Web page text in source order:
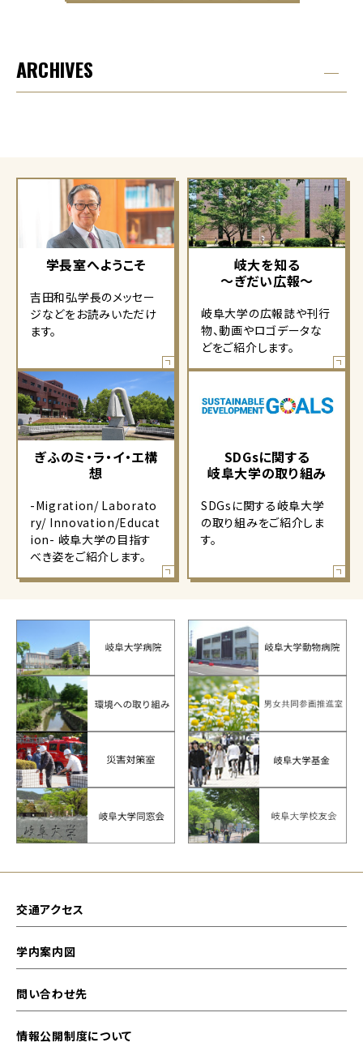
ARCHIVES
学長室へようこそ
吉田和弘学長のメッセー
ジなどをお読みいただけ
ます。
岐大を知る
～ぎだい広報～
岐阜大学の広報誌や刊行
物、動画やロゴデータな
どをご紹介します。
ぎふのミ・ラ・イ・エ構
想
-Migration/ Laborato
ry/ Innovation/Educat
ion- 岐阜大学の目指す
べき姿をご紹介します。
SDGsに関する
岐阜大学の取り組み
SDGsに関する岐阜大学
の取り組みをご紹介しま
す。
交通アクセス
学内案内図
問い合わせ先
情報公開制度について